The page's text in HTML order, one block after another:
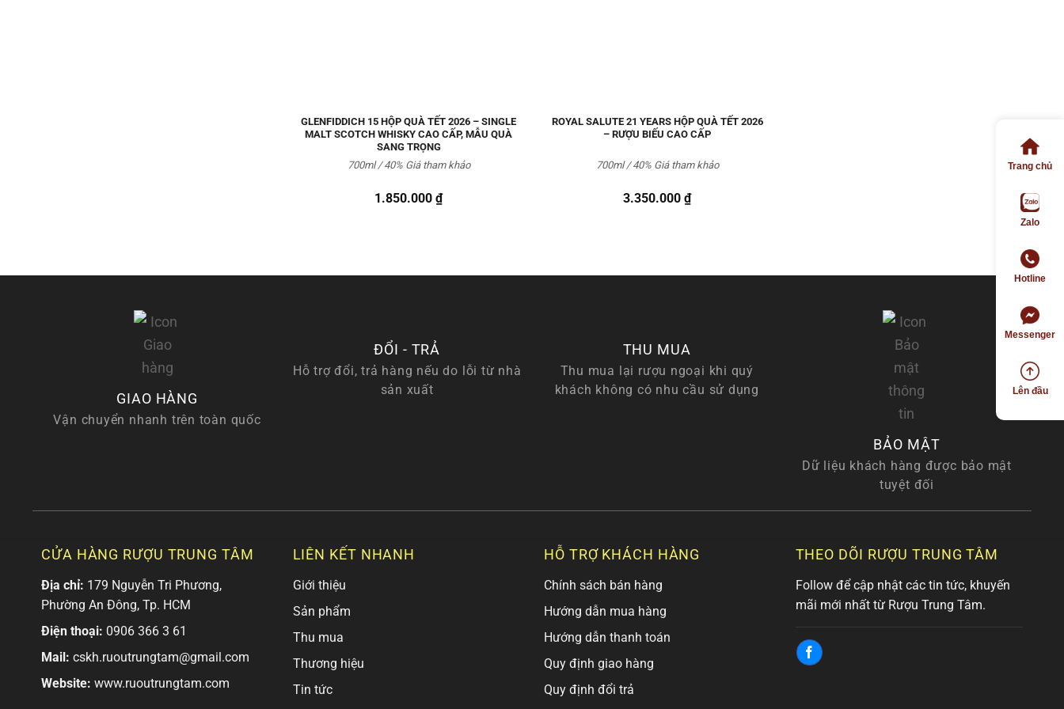
GLENFIDDICH 15 HỘP QUÀ TẾT 2026 – SINGLE
MALT SCOTCH WHISKY CAO CẤP, MẪU QUÀ
SANG TRỌNG
1.850.000₫
700ml / 40% Giá tham khảo
ROYAL SALUTE 21 YEARS HỘP QUÀ TẾT 2026
– RƯỢU BIẾU CAO CẤP
3.350.000₫
700ml / 40% Giá tham khảo
GIAO HÀNG
Vận chuyển nhanh trên toàn quốc
ĐỔI - TRẢ
Hỗ trợ đổi, trả hàng nếu do lỗi từ nhà
sản xuất
THU MUA
Thu mua lại rượu ngoại khi quý
khách không có nhu cầu sử dụng
BẢO MẬT
Dữ liệu khách hàng được bảo mật
tuyệt đối
CỬA HÀNG RƯỢU TRUNG TÂM
Địa chỉ: 179 Nguyễn Tri Phương,
Phường An Đông, Tp. HCM
Điện thoại: 0906 366 3 61
Mail: cskh.ruoutrungtam@gmail.com
Website: www.ruoutrungtam.com
LIÊN KẾT NHANH
Giới thiệu
Sản phẩm
Thu mua
Thương hiệu
Tin tức
HỖ TRỢ KHÁCH HÀNG
Chính sách bán hàng
Hướng dẫn mua hàng
Hướng dẫn thanh toán
Quy định giao hàng
Quy định đổi trả
THEO DÕI RƯỢU TRUNG TÂM
Follow để cập nhật các tin tức, khuyến
mãi mới nhất từ Rượu Trung Tâm.
Trang chủ
Zalo
Hotline
Messenger
Lên đầu